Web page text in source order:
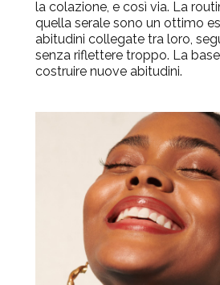
la colazione, e così via. La
quella serale sono un ottimo
abitudini collegate tra loro,
senza riflettere troppo. La
costruire nuove abitudini.